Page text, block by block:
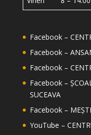
Facebook –
Facebook –
Facebook –
Facebook –
SUCEAVA
Facebook –
YouTube –